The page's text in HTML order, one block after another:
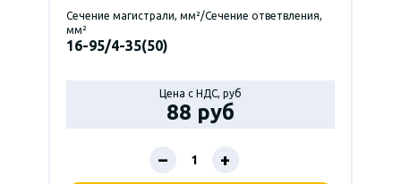
Сечение магистрали, мм²/Сечение ответвления,
мм²
16-95/4-35(50)
Цена с НДС, руб
88 руб
– +